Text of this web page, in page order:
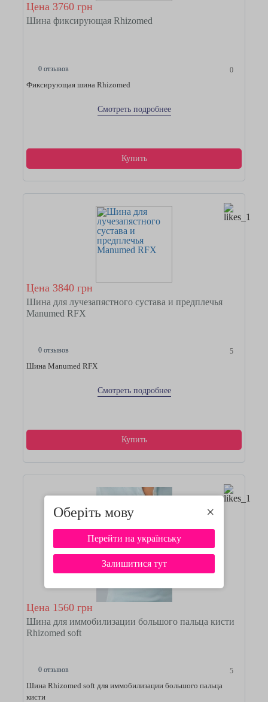
Оберіть мову ×
Перейти на українську
Залишитися тут
Цена 3760 грн
Шина фиксирующая Rhizomed
0 отзывов 0
Фиксирующая шина Rhizomed
Смотреть подробнее
Купить
Цена 3840 грн
Шина для лучезапястного сустава и предплечья
Manumed RFX
0 отзывов 5
Шина Manumed RFX
Смотреть подробнее
Купить
Цена 1560 грн
Шина для иммобилизации большого пальца кисти
Rhizomed soft
0 отзывов 5
Шина Rhizomed soft для иммобилизации большого пальца
кисти